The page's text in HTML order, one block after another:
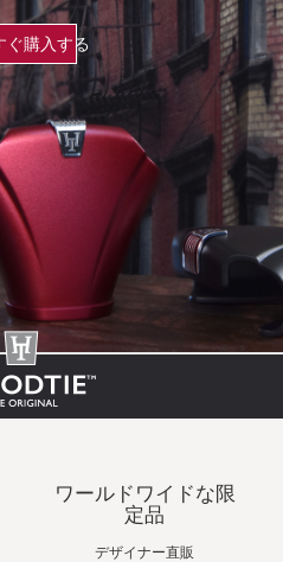
ぐ購入する
ワールドワイドな限
定品
デザイナー直販